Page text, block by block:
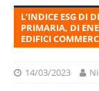
L’INDICE ESG DI
PRIMARIA, DI
EDIFICI
14/03/2023